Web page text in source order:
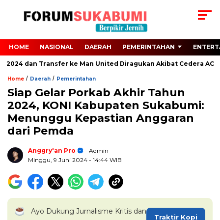
HOME NASIONAL DAERAH PEMERINTAHAN
dan Transfer ke Man United Diragukan Akibat Cedera ACL
Home / Daerah / Pemerintahan
Siap Gelar Porkab Akhir Tahun
2024, KONI Kabupaten Sukabumi:
Menunggu Kepastian Anggaran
dari Pemda
Anggry'an Pro
- Admin
Minggu, 9 Juni 2024 - 14:44 WIB
Ayo Dukung Jurnalisme Kritis dan
Traktir Kopi